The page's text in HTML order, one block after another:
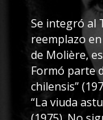
Se integró al
reemplazo
de Molière,
Formó parte
chilensis”
“La viuda